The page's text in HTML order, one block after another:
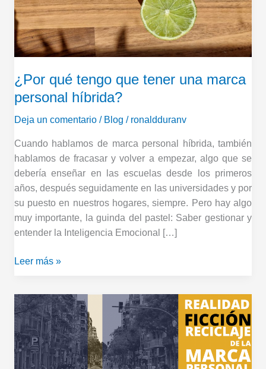
¿Por qué tengo que tener una marca
personal híbrida?
Deja un comentario / Blog / ronaldduranv
Cuando hablamos de marca personal híbrida, también
hablamos de fracasar y volver a empezar, algo que se
debería enseñar en las escuelas desde los primeros
años, después seguidamente en las universidades y por
su puesto en nuestros hogares, siempre. Pero hay algo
muy importante, la guinda del pastel: Saber gestionar y
entender la Inteligencia Emocional […]
tener
una
marca
personal
Leer más »
Realidad,
ficción
y
reciclaje
de